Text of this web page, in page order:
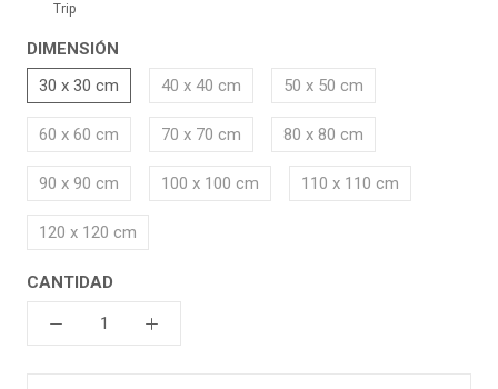
Trip
DIMENSIÓN
30 x 30 cm
40 x 40 cm 50 x 50 cm
60 x 60 cm 70 x 70 cm 80 x 80 cm
90 x 90 cm 100 x 100 cm 110 x 110 cm
120 x 120 cm
CANTIDAD